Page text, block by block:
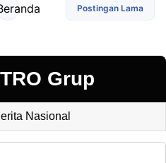
Postingan Lama
Grup
Nasional